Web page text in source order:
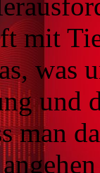
mit
was
und
man